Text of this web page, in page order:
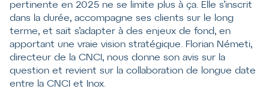
pertinente en 2025 ne se limite plus à ça. Elle s’inscrit
dans la durée, accompagne ses clients sur le long
terme, et sait s’adapter à des enjeux de fond, en
apportant une vraie vision stratégique. Florian Németi,
directeur de la CNCI, nous donne son avis sur la
question et revient sur la collaboration de longue date
entre la CNCI et Inox.